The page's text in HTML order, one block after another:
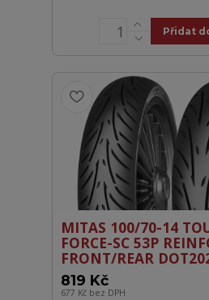
Přidat
MITAS 100/70-14
FORCE-SC 53P
FRONT/REAR
819 Kč
677 Kč bez DPH